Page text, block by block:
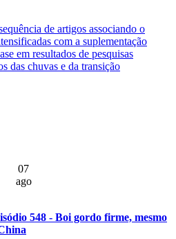
de artigos associando o
com a suplementação
em resultados de pesquisas
das chuvas e da transição
07
ago
548 - Boi gordo firme, mesmo